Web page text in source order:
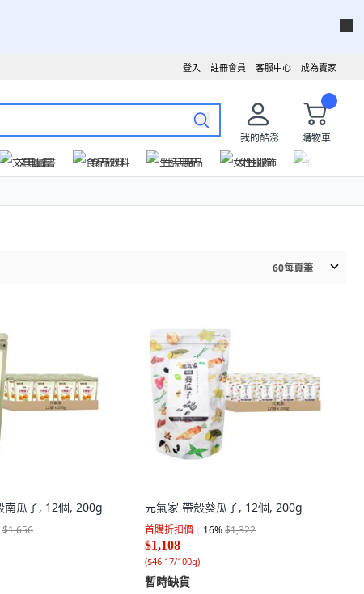
成為賣家
客服中心
註冊會員
登入
我的酷澎
購物車
文具圖書 食品飲料 生活用品 女性服飾
60每頁筆
南瓜子, 12個, 200g
$1,656
元氣家 帶殼葵瓜子, 12個, 200g
首購折扣價 16%$1,322
$1,108
($46.17/100g)
暫時缺貨